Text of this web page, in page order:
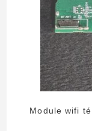
Module wifi